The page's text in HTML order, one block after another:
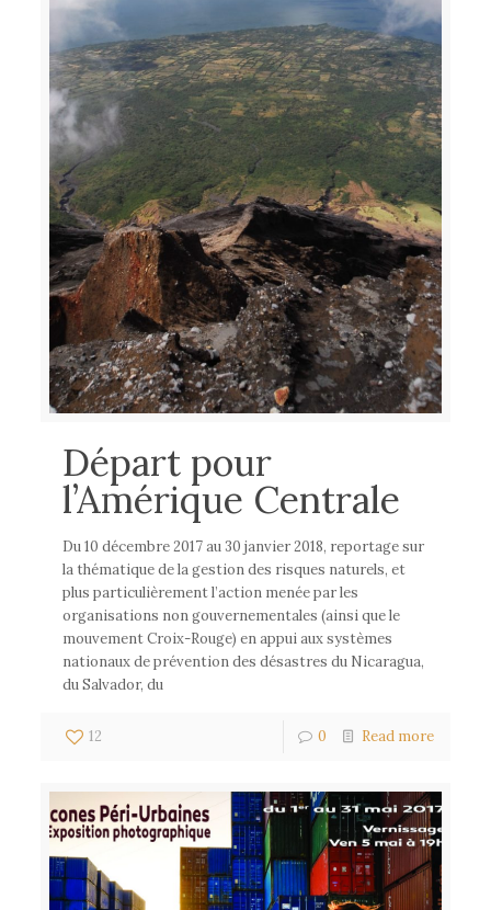
Départ pour
l’Amérique Centrale
Du 10 décembre 2017 au 30 janvier 2018, reportage sur
la thématique de la gestion des risques naturels, et
plus particulièrement l’action menée par les
organisations non gouvernementales (ainsi que le
mouvement Croix-Rouge) en appui aux systèmes
nationaux de prévention des désastres du Nicaragua,
du Salvador, du
12 0 Read more